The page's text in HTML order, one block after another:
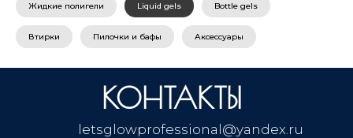
Жидкие полигели Liquid gels Bottle gels
Втирки Пилочки и бафы Аксессуары
КОНТАКТЫ
letsglowprofessional@yandex.ru